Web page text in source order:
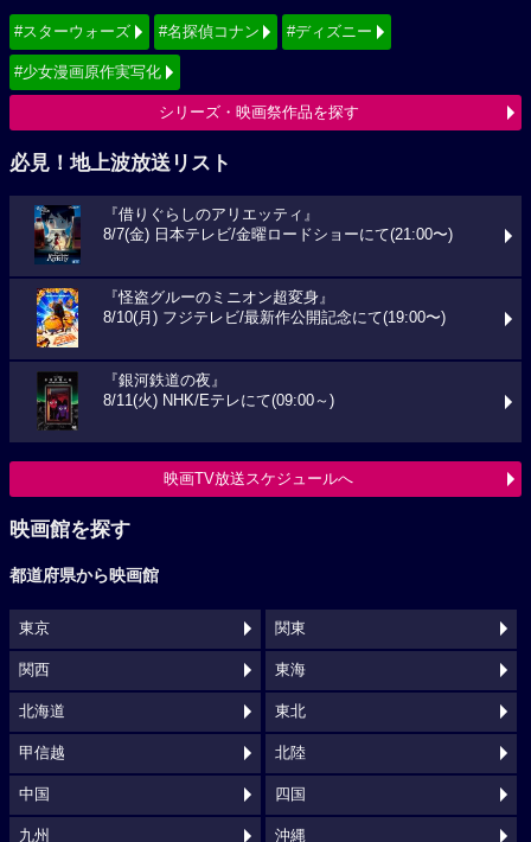
#スターウォーズ #名探偵コナン #ディズニー
#少女漫画原作実写化
シリーズ・映画祭作品を探す
必見！地上波放送リスト
『借りぐらしのアリエッティ』
8/7(金) 日本テレビ/金曜ロードショーにて(21:00〜)
『怪盗グルーのミニオン超変身』
8/10(月) フジテレビ/最新作公開記念にて(19:00〜)
『銀河鉄道の夜』
8/11(火) NHK/Eテレにて(09:00～)
映画TV放送スケジュールへ
映画館を探す
都道府県から映画館
東京 関東
関西 東海
北海道 東北
甲信越 北陸
中国 四国
九州 沖縄